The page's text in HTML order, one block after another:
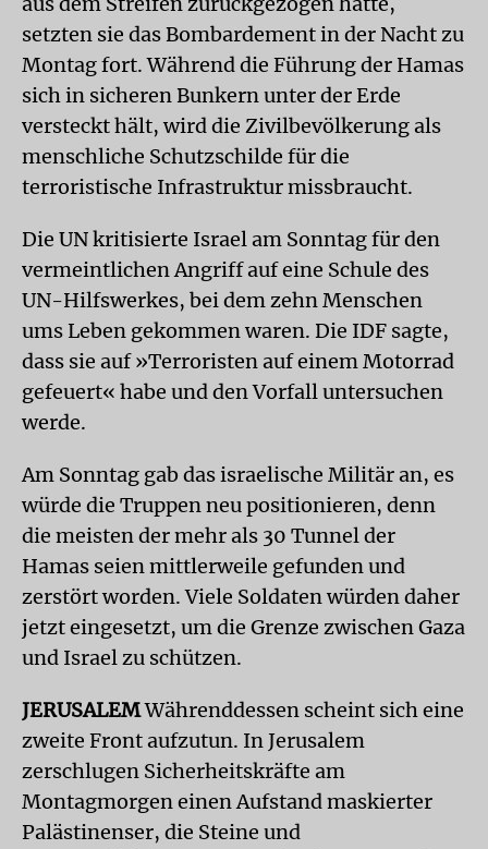
setzten sie das Bombardement in der Nacht zu
Montag fort. Während die Führung der Hamas
sich in sicheren Bunkern unter der Erde
versteckt hält, wird die Zivilbevölkerung als
menschliche Schutzschilde für die
terroristische Infrastruktur missbraucht.
Die UN kritisierte Israel am Sonntag für den
vermeintlichen Angriff auf eine Schule des
UN-Hilfswerkes, bei dem zehn Menschen
ums Leben gekommen waren. Die IDF sagte,
dass sie auf »Terroristen auf einem Motorrad
gefeuert« habe und den Vorfall untersuchen
werde.
Am Sonntag gab das israelische Militär an, es
würde die Truppen neu positionieren, denn
die meisten der mehr als 30 Tunnel der
Hamas seien mittlerweile gefunden und
zerstört worden. Viele Soldaten würden daher
jetzt eingesetzt, um die Grenze zwischen Gaza
und Israel zu schützen.
JERUSALEMWährenddessen scheint sich eine
zweite Front aufzutun. In Jerusalem
zerschlugen Sicherheitskräfte am
Montagmorgen einen Aufstand maskierter
Palästinenser, die Steine und